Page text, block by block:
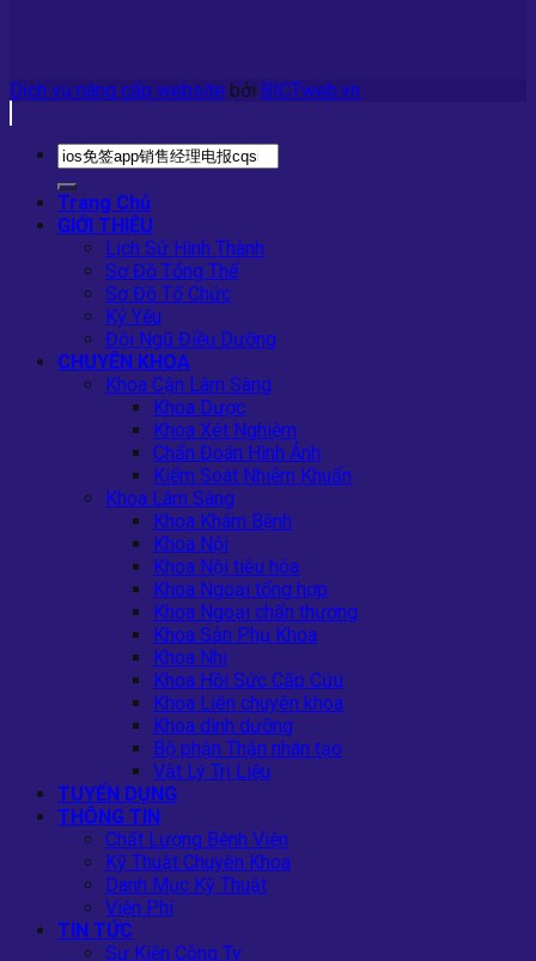
Dịch vụ nâng cấp website bởi BICTweb.vn
Trang Chủ
GIỚI THIỆU
Lịch Sử Hình Thành
Sơ Đồ Tổng Thể
Sơ Đồ Tổ Chức
Kỷ Yếu
Đội Ngũ Điều Dưỡng
CHUYÊN KHOA
Khoa Cận Lâm Sàng
Khoa Dược
Khoa Xét Nghiệm
Chẩn Đoán Hình Ảnh
Kiểm Soát Nhiễm Khuẩn
Khoa Lâm Sàng
Khoa Khám Bệnh
Khoa Nội
Khoa Nội tiêu hóa
Khoa Ngoại tổng hợp
Khoa Ngoại chấn thương
Khoa Sản Phụ Khoa
Khoa Nhi
Khoa Hồi Sức Cấp Cứu
Khoa Liên chuyên khoa
Khoa dinh dưỡng
Bộ phận Thận nhân tạo
Vật Lý Trị Liệu
TUYỂN DỤNG
THÔNG TIN
Chất Lượng Bệnh Viện
Kỹ Thuật Chuyên Khoa
Danh Mục Kỹ Thuật
Viện Phí
TIN TỨC
Sự Kiện Công Ty